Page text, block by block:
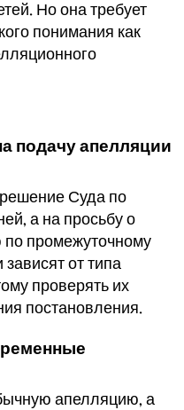
Но она требует
понимания как
подачу апелляции
Суда по
а на просьбу о
промежуточному
от типа
проверять их
постановления.
апелляцию, а